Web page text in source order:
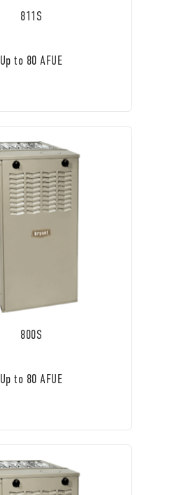
811S
Up to 80 AFUE
800S
Up to 80 AFUE